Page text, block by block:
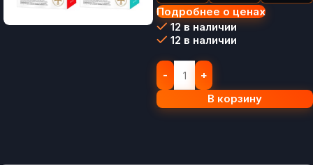
Подробнее о ценах
12 в наличии
12 в наличии
В корзину